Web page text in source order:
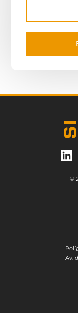
©
Av.